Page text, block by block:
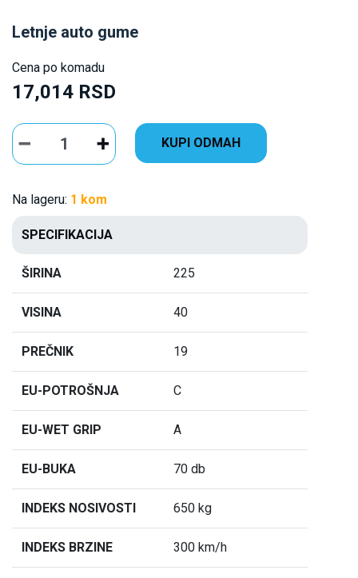
Letnje auto gume
Cena po komadu
17,014 RSD
KUPI ODMAH
Na lageru: 1 kom
SPECIFIKACIJA
ŠIRINA 225
VISINA 40
PREČNIK 19
EU-POTROŠNJA C
EU-WET GRIP A
EU-BUKA 70 db
INDEKS NOSIVOSTI 650 kg
INDEKS BRZINE 300 km/h